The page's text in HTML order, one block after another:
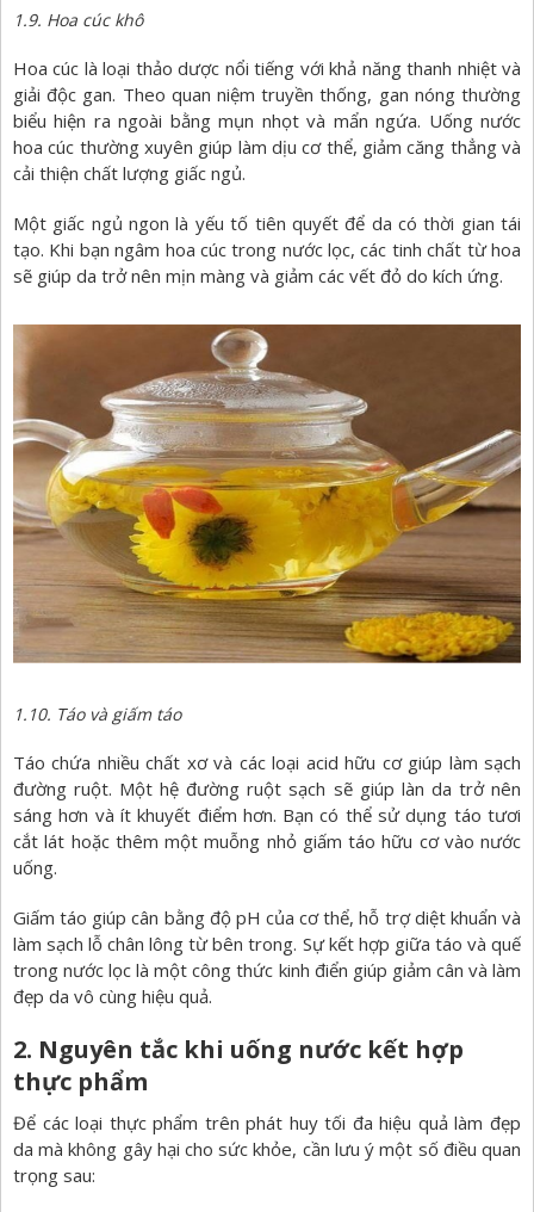
1.9. Hoa cúc khô
Hoa cúc là loại thảo dược nổi tiếng với khả năng thanh nhiệt và
giải độc gan. Theo quan niệm truyền thống, gan nóng thường
biểu hiện ra ngoài bằng mụn nhọt và mẩn ngứa. Uống nước
hoa cúc thường xuyên giúp làm dịu cơ thể, giảm căng thẳng và
cải thiện chất lượng giấc ngủ.
Một giấc ngủ ngon là yếu tố tiên quyết để da có thời gian tái
tạo. Khi bạn ngâm hoa cúc trong nước lọc, các tinh chất từ hoa
sẽ giúp da trở nên mịn màng và giảm các vết đỏ do kích ứng.
1.10. Táo và giấm táo
Táo chứa nhiều chất xơ và các loại acid hữu cơ giúp làm sạch
đường ruột. Một hệ đường ruột sạch sẽ giúp làn da trở nên
sáng hơn và ít khuyết điểm hơn. Bạn có thể sử dụng táo tươi
cắt lát hoặc thêm một muỗng nhỏ giấm táo hữu cơ vào nước
uống.
Giấm táo giúp cân bằng độ pH của cơ thể, hỗ trợ diệt khuẩn và
làm sạch lỗ chân lông từ bên trong. Sự kết hợp giữa táo và quế
trong nước lọc là một công thức kinh điển giúp giảm cân và làm
đẹp da vô cùng hiệu quả.
2. Nguyên tắc khi uống nước kết hợp
thực phẩm
Để các loại thực phẩm trên phát huy tối đa hiệu quả làm đẹp
da mà không gây hại cho sức khỏe, cần lưu ý một số điều quan
trọng sau: